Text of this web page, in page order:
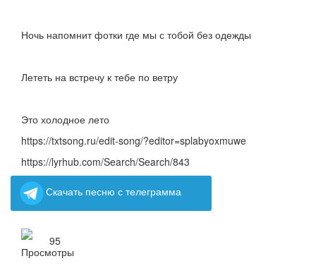
Ночь напомнит фотки где мы с тобой без одежды
Лететь на встречу к тебе по ветру
Это холодное лето
https://txtsong.ru/edit-song/?editor=splabyoxmuwe
https://lyrhub.com/Search/Search/843
Скачать песню с телеграмма
95